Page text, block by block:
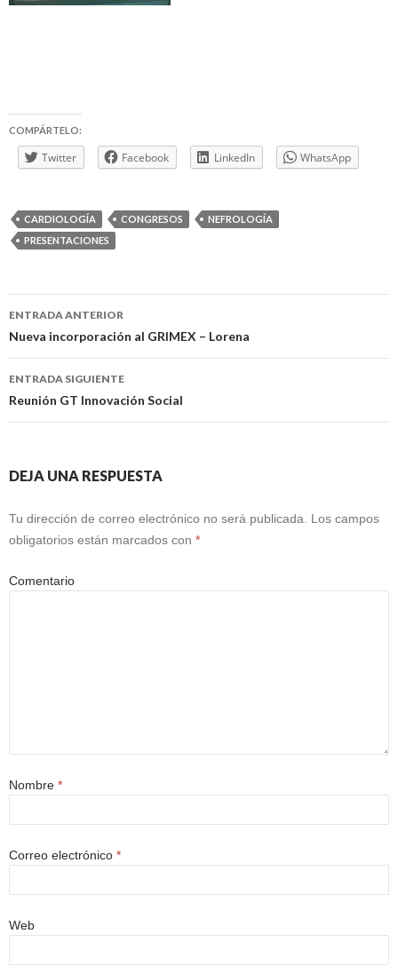
COMPÁRTELO:
Twitter Facebook LinkedIn WhatsApp
CARDIOLOGÍA CONGRESOS
NEFROLOGÍA
PRESENTACIONES
Navegación
de
entradas
ENTRADA ANTERIOR
Nueva incorporación al GRIMEX – Lorena
ENTRADA SIGUIENTE
Reunión GT Innovación Social
DEJA UNA RESPUESTA
Tu dirección de correo electrónico no será publicada.
Los campos
obligatorios están marcados con *
Comentario
Nombre *
Correo electrónico *
Web